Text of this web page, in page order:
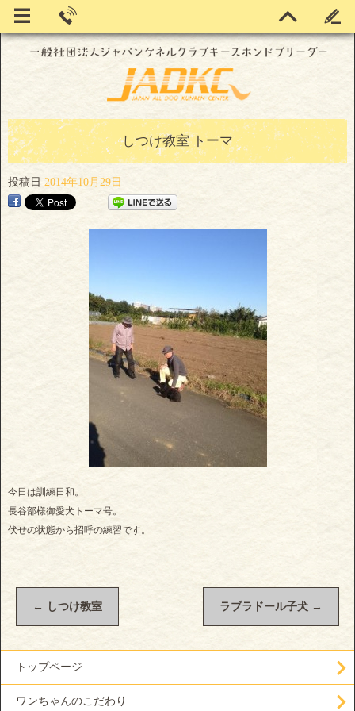
しつけ教室 トーマ
投稿日 2014年10月29日
今日は訓練日和。
長谷部様御愛犬トーマ号。
伏せの状態から招呼の練習です。
← しつけ教室 ラブラドール子犬 →
トップページ
ワンちゃんのこだわり